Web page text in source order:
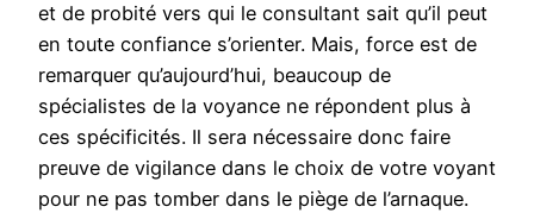
et de probité vers qui le consultant sait qu’il peut
en toute confiance s’orienter. Mais, force est de
remarquer qu’aujourd’hui, beaucoup de
spécialistes de la voyance ne répondent plus à
ces spécificités. Il sera nécessaire donc faire
preuve de vigilance dans le choix de votre voyant
pour ne pas tomber dans le piège de l’arnaque.